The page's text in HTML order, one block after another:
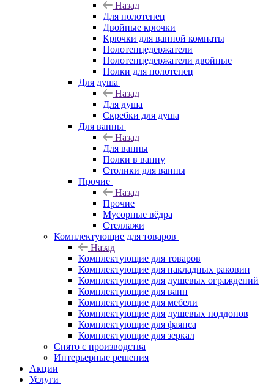
Назад
Для полотенец
Двойные крючки
Крючки для ванной комнаты
Полотенцедержатели
Полотенцедержатели двойные
Полки для полотенец
Для душа
Назад
Для душа
Скребки для душа
Для ванны
Назад
Для ванны
Полки в ванну
Столики для ванны
Прочие
Назад
Прочие
Мусорные вёдра
Стеллажи
Комплектующие для товаров
Назад
Комплектующие для товаров
Комплектующие для накладных раковин
Комплектующие для душевых ограждений
Комплектующие для ванн
Комплектующие для мебели
Комплектующие для душевых поддонов
Комплектующие для фаянса
Комплектующие для зеркал
Снято с производства
Интерьерные решения
Акции
Услуги